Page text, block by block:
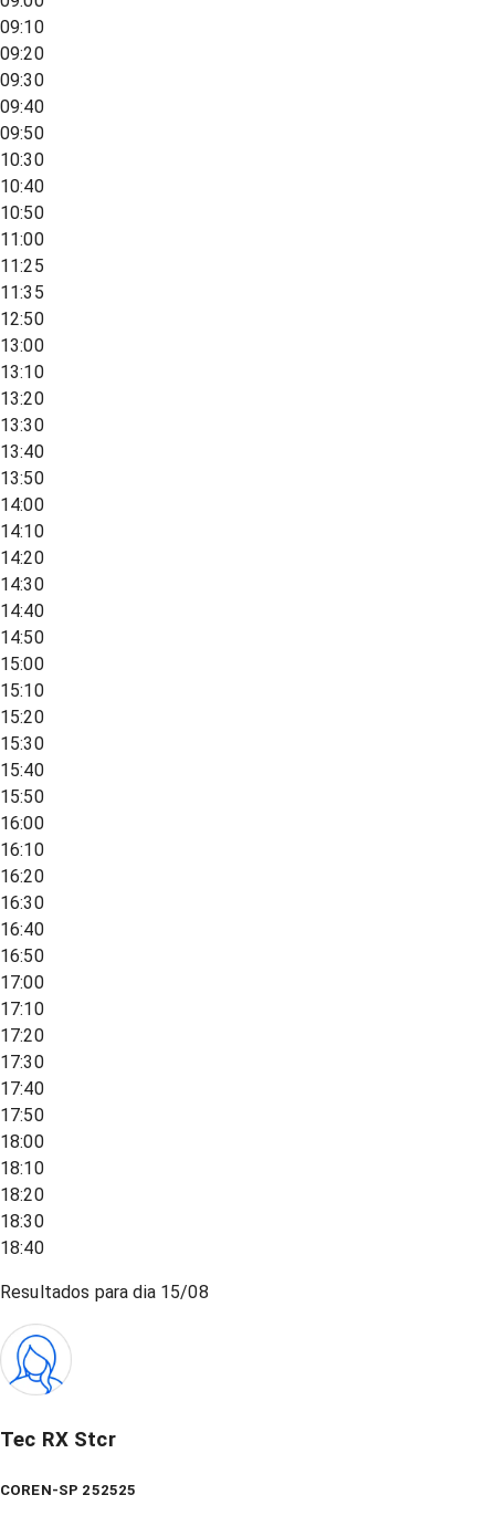
09:10
09:20
09:30
09:40
09:50
10:30
10:40
10:50
11:00
11:25
11:35
12:50
13:00
13:10
13:20
13:30
13:40
13:50
14:00
14:10
14:20
14:30
14:40
14:50
15:00
15:10
15:20
15:30
15:40
15:50
16:00
16:10
16:20
16:30
16:40
16:50
17:00
17:10
17:20
17:30
17:40
17:50
18:00
18:10
18:20
18:30
18:40
Resultados para dia 15/08
Tec RX Stcr
COREN-SP 252525